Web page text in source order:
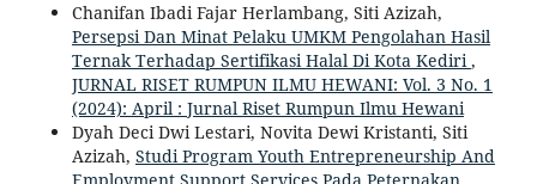
Chanifan Ibadi Fajar Herlambang, Siti Azizah,
Persepsi Dan Minat Pelaku UMKM Pengolahan Hasil
Ternak Terhadap Sertifikasi Halal Di Kota Kediri,
JURNAL RISET RUMPUN ILMU HEWANI: Vol. 3 No. 1
(2024): April : Jurnal Riset Rumpun Ilmu Hewani
Dyah Deci Dwi Lestari, Novita Dewi Kristanti, Siti
Azizah, Studi Program Youth Entrepreneurship And